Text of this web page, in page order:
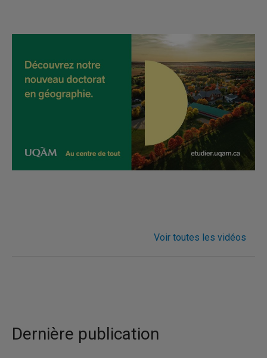
Voir toutes les vidéos
Dernière publication